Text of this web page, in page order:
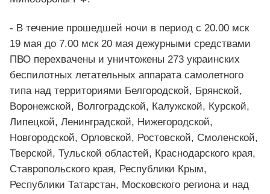
- В течение прошедшей ночи в период с 20.00 мск
19 мая до 7.00 мск 20 мая дежурными средствами
ПВО перехвачены и уничтожены 273 украинских
беспилотных летательных аппарата самолетного
типа над территориями Белгородской, Брянской,
Воронежской, Волгоградской, Калужской, Курской,
Липецкой, Ленинградской, Нижегородской,
Новгородской, Орловской, Ростовской, Смоленской,
Тверской, Тульской областей, Краснодарского края,
Ставропольского края, Республики Крым,
Республики Татарстан, Московского региона и над